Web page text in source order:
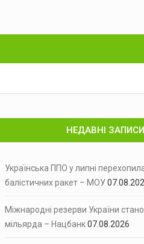
НЕДАВНІ ЗАПИСИ
Українська ППО у липні
балістичних ракет – МОУ
Міжнародні резерви України
мільярда – Нацбанк07.08.2026